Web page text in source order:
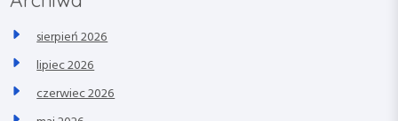
sierpień 2026
lipiec 2026
czerwiec 2026